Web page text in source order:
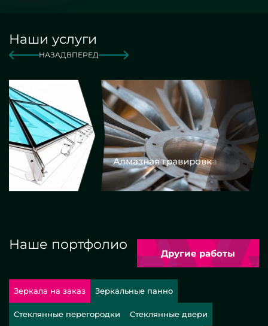
Наши услуги
НАЗАДВПЕРЕД
Алмазная гравировка
Наше портфолио
Другие работы
Зеркала на заказ Зеркальные панно
Стеклянные перегородки Стеклянные двери